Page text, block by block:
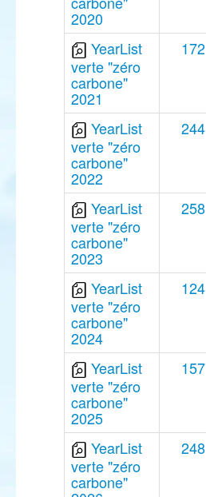
2020
YearList
verte "zéro
carbone"
2021
172
YearList
verte "zéro
carbone"
2022
244
YearList
verte "zéro
carbone"
2023
258
YearList
verte "zéro
carbone"
2024
124
YearList
verte "zéro
carbone"
2025
157
YearList
verte "zéro
carbone"
248